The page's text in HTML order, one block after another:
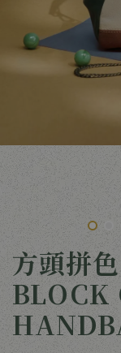
方頭拼
BLOCK